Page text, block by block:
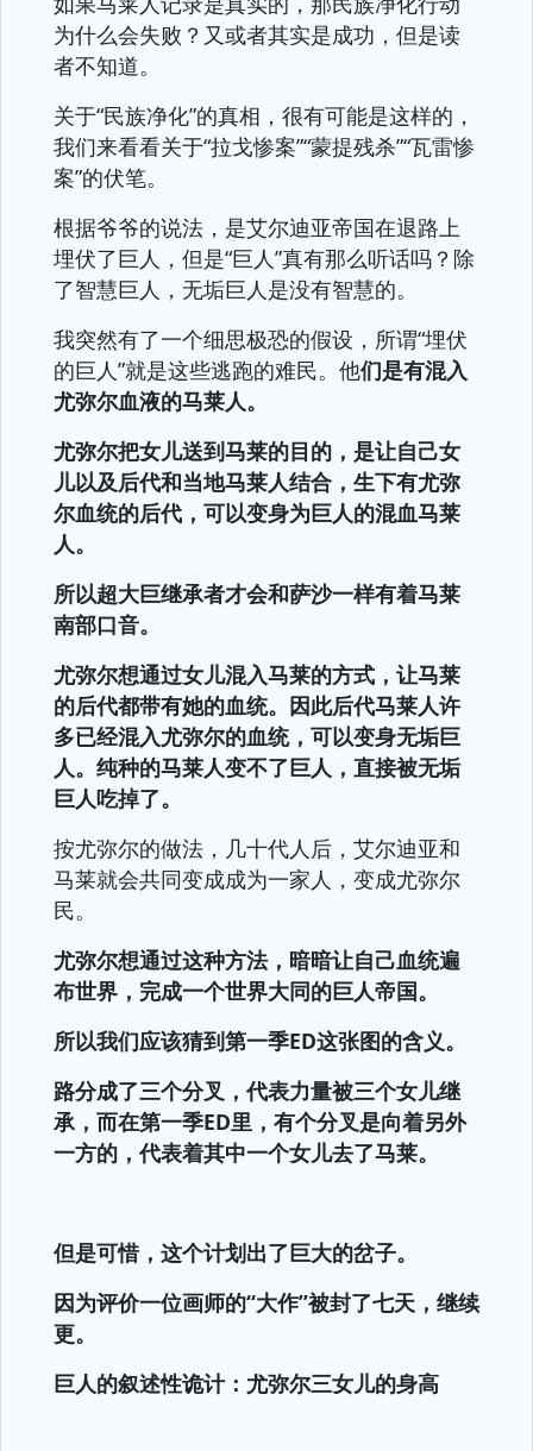
为什么会失败？又或者其实是成功，但是读
者不知道。
关于“民族净化”的真相，很有可能是这样的，
我们来看看关于“拉戈惨案”“蒙提残杀”“瓦雷惨
案”的伏笔。
根据爷爷的说法，是艾尔迪亚帝国在退路上
埋伏了巨人，但是“巨人”真有那么听话吗？除
了智慧巨人，无垢巨人是没有智慧的。
我突然有了一个细思极恐的假设，所谓“埋伏
的巨人”就是这些逃跑的难民。他们是有混入
尤弥尔血液的马莱人。
尤弥尔把女儿送到马莱的目的，是让自己女
儿以及后代和当地马莱人结合，生下有尤弥
尔血统的后代，可以变身为巨人的混血马莱
人。
所以超大巨继承者才会和萨沙一样有着马莱
南部口音。
尤弥尔想通过女儿混入马莱的方式，让马莱
的后代都带有她的血统。因此后代马莱人许
多已经混入尤弥尔的血统，可以变身无垢巨
人。纯种的马莱人变不了巨人，直接被无垢
巨人吃掉了。
按尤弥尔的做法，几十代人后，艾尔迪亚和
马莱就会共同变成成为一家人，变成尤弥尔
民。
尤弥尔想通过这种方法，暗暗让自己血统遍
布世界，完成一个世界大同的巨人帝国。
所以我们应该猜到第一季ED这张图的含义。
路分成了三个分叉，代表力量被三个女儿继
承，而在第一季ED里，有个分叉是向着另外
一方的，代表着其中一个女儿去了马莱。
但是可惜，这个计划出了巨大的岔子。
因为评价一位画师的“大作”被封了七天，继续
更。
巨人的叙述性诡计：尤弥尔三女儿的身高